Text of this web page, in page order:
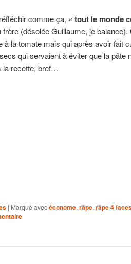
comme ça, « tout le monde
frère (désolée Guillaume, je
à la tomate mais qui après avoir fait
qui servaient à éviter que la
la recette, bref…
| Marqué avecéconome, râpe, râpe 4